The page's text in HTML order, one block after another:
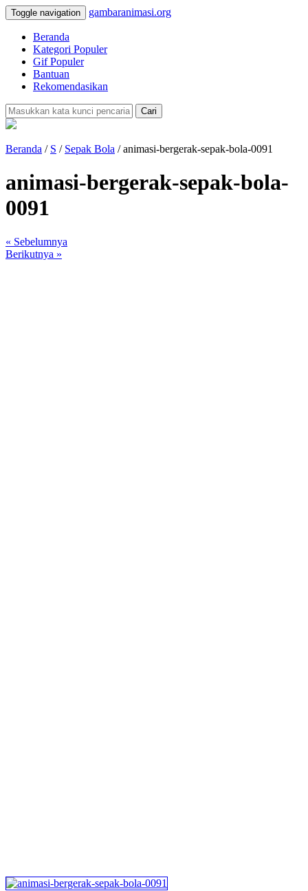
Toggle navigation gambaranimasi.org
Beranda
Kategori Populer
Gif Populer
Bantuan
Rekomendasikan
Cari
Beranda / S / Sepak Bola / animasi-bergerak-sepak-bola-0091
animasi-bergerak-sepak-bola-
0091
« Sebelumnya
Berikutnya »